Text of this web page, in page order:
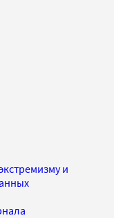
и